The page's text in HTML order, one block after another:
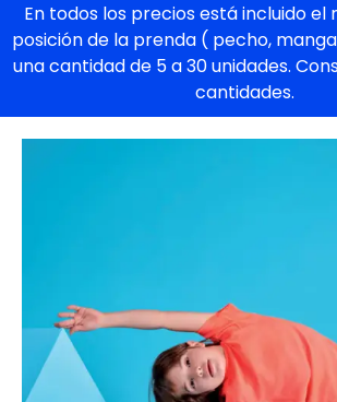
En todos los precios está incluido el
posición de la prenda ( pecho,
una cantidad de 5 a 30 unidades.
cantidades.